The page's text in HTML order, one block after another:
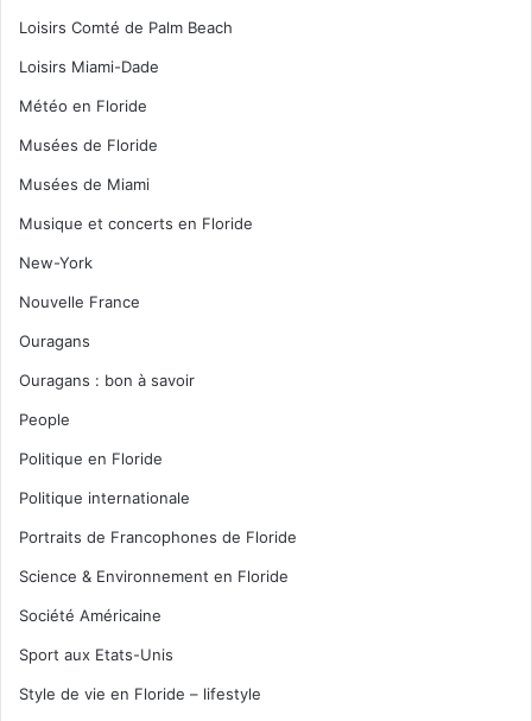
Loisirs Comté de Palm Beach
Loisirs Miami-Dade
Météo en Floride
Musées de Floride
Musées de Miami
Musique et concerts en Floride
New-York
Nouvelle France
Ouragans
Ouragans : bon à savoir
People
Politique en Floride
Politique internationale
Portraits de Francophones de Floride
Science & Environnement en Floride
Société Américaine
Sport aux Etats-Unis
Style de vie en Floride – lifestyle